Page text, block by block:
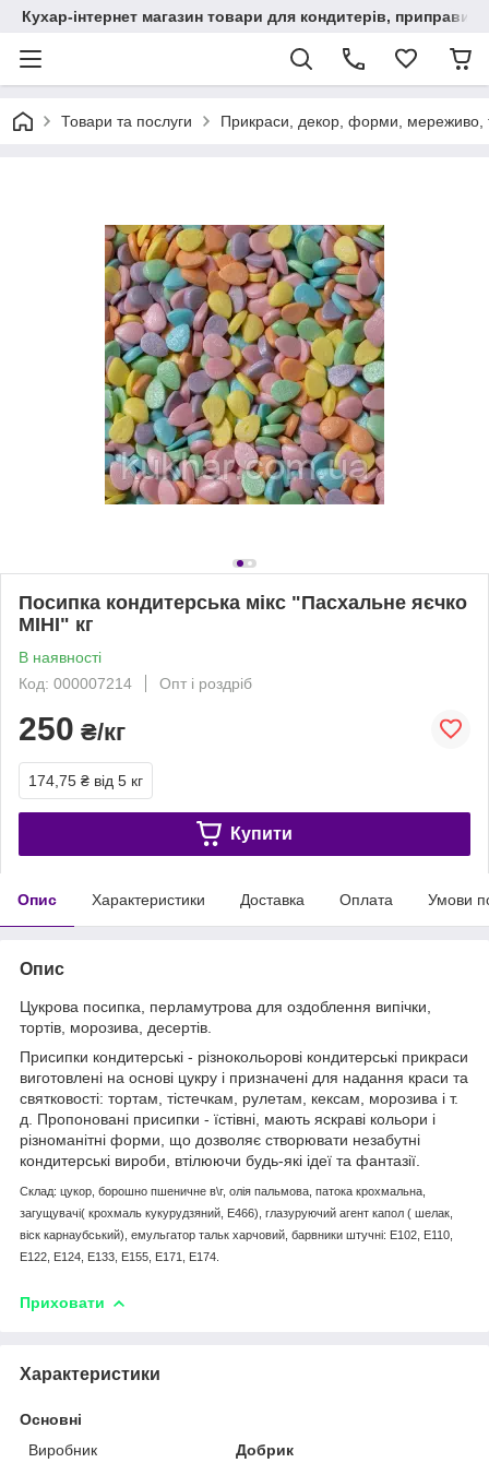
Кухар-інтернет магазин товари для кондитерів, приправи,
Товари та послуги Прикраси, декор, форми, мереживо,
Посипка кондитерська мікс "Пасхальне яєчко
МІНІ" кг
В наявності
Код: 000007214
Опт і роздріб
250 ₴/кг
174,75 ₴ від 5 кг
Купити
Опис Характеристики Доставка Оплата Умови
Опис
Цукрова посипка, перламутрова для оздоблення випічки,
тортів, морозива, десертів.
Присипки кондитерські - різнокольорові кондитерські прикраси
виготовлені на основі цукру і призначені для надання краси та
святковості: тортам, тістечкам, рулетам, кексам, морозива і т.
д. Пропоновані присипки - їстівні, мають яскраві кольори і
різноманітні форми, що дозволяє створювати незабутні
кондитерські вироби, втілюючи будь-які ідеї та фантазії.
Склад: цукор, борошно пшеничне в\г, олія пальмова, патока крохмальна,
загущувачі( крохмаль кукурудзяний, Е466), глазуруючий агент капол ( шелак,
віск карнаубський), емульгатор тальк харчовий, барвники штучні: Е102, Е110,
Е122, Е124, Е133, Е155, Е171, Е174.
Приховати
Характеристики
Основні
Виробник
Добрик